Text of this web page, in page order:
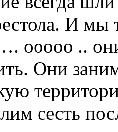
И мы
ооооо ..
Они
сесть